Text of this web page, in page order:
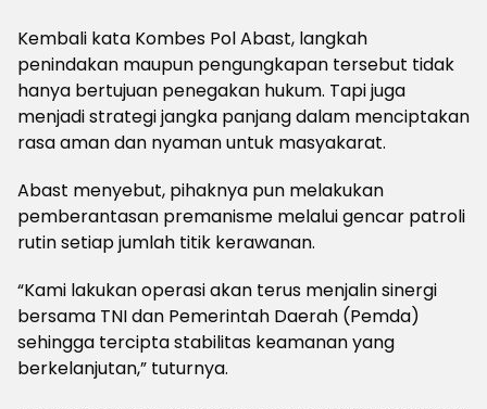
Kembali kata Kombes Pol Abast, langkah
penindakan maupun pengungkapan tersebut tidak
hanya bertujuan penegakan hukum. Tapi juga
menjadi strategi jangka panjang dalam menciptakan
rasa aman dan nyaman untuk masyakarat.
Abast menyebut, pihaknya pun melakukan
pemberantasan premanisme melalui gencar patroli
rutin setiap jumlah titik kerawanan.
“Kami lakukan operasi akan terus menjalin sinergi
bersama TNI dan Pemerintah Daerah (Pemda)
sehingga tercipta stabilitas keamanan yang
berkelanjutan,” tuturnya.